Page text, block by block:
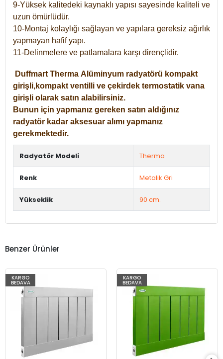
9-Yüksek kalitedeki kaynaklı yapısı sayesinde kaliteli ve
uzun ömürlüdür.
10-Montaj kolaylığı sağlayan ve yapılara gereksiz ağırlık
yapmayan hafif yapı.
11-Delinmelere ve patlamalara karşı dirençlidir.
Duffmart Therma Alüminyum radyatörü kompakt
girişli,kompakt ventilli ve çekirdek termostatik vana
girişli olarak satın alabilirsiniz.
Bunun için yapmanız gereken satın aldığınız
radyatör kadar aksesuar alımı yapmanız
gerekmektedir.
Radyatör Modeli Therma
Renk Metalik Gri
Yükseklik 90 cm.
Benzer Ürünler
KARGO
BEDAVA
KARGO
BEDAVA